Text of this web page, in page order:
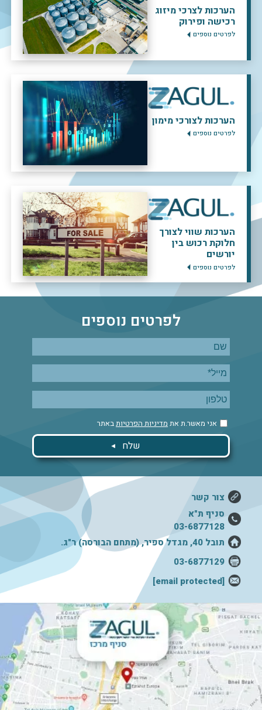
הערכות לצרכי מיזוג
רכישה ופירוק
לפרטים נוספים
הערכות לצורכי מימון
לפרטים נוספים
הערכות שווי לצורך
חלוקת רכוש בין
יורשים
לפרטים נוספים
צור קשר
סניף ת"א
03-6877128
תובל 40, מגדל ספיר, (מתחם הבורסה) ר"ג.
03-6877129
[email protected]
לפרטים נוספים
אני מאשר.ת את מדיניות הפרטיותבאתר